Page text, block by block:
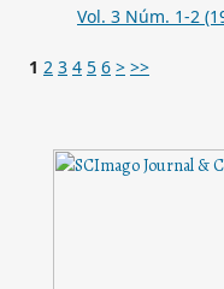
Vol. 3 Núm. 1-2
1 2 3 4 5 6 > >>